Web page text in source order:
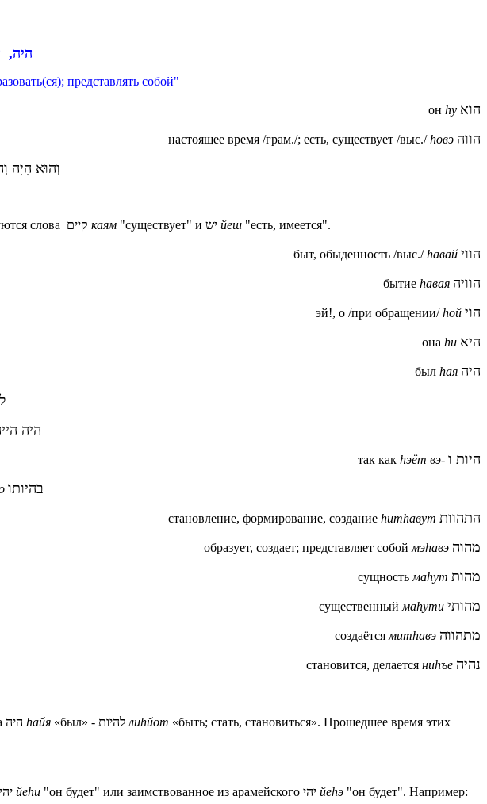
היה,
представлять собой"
он hу הוא
настоящее время /грам./; есть, существует /выс./hовэ הווה
וְהוּא הָיָה
каям йеш "есть, имеется".
быт, обыденность /выс./hавай הווי
бытие hавая הוויה
эй!, о /при обращении/hой הוי
она hи היא
был hая היה
היה
так как hэёт вэ- היות ו
בהיותו
становление, формирование, создание hитhавут התהוות
образует, создает; представляет собой мэhавэ מהוה
сущность маhут מהות
существенный маhути מהותי
создаётся митhавэ מתהווה
становится, делается ниhъе נהיה
היה hайя «был» - להיות лиhйот «быть; стать, становиться». Прошедшее время этих
йеhи "он будет" или заимствованное из арамейского йеhэ "он будет". Например: